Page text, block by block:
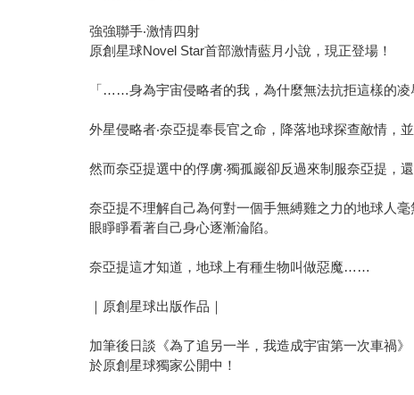
強強聯手‧激情四射
原創星球Novel Star首部激情藍月小說，現正登場！
「……身為宇宙侵略者的我，為什麼無法抗拒這樣的凌
外星侵略者‧奈亞提奉長官之命，降落地球探查敵情，
然而奈亞提選中的俘虜‧獨孤巖卻反過來制服奈亞提，
奈亞提不理解自己為何對一個手無縛雞之力的地球人
眼睜睜看著自己身心逐漸淪陷。
奈亞提這才知道，地球上有種生物叫做惡魔……
｜原創星球出版作品｜
加筆後日談《為了追另一半，我造成宇宙第一次車禍》
於原創星球獨家公開中！